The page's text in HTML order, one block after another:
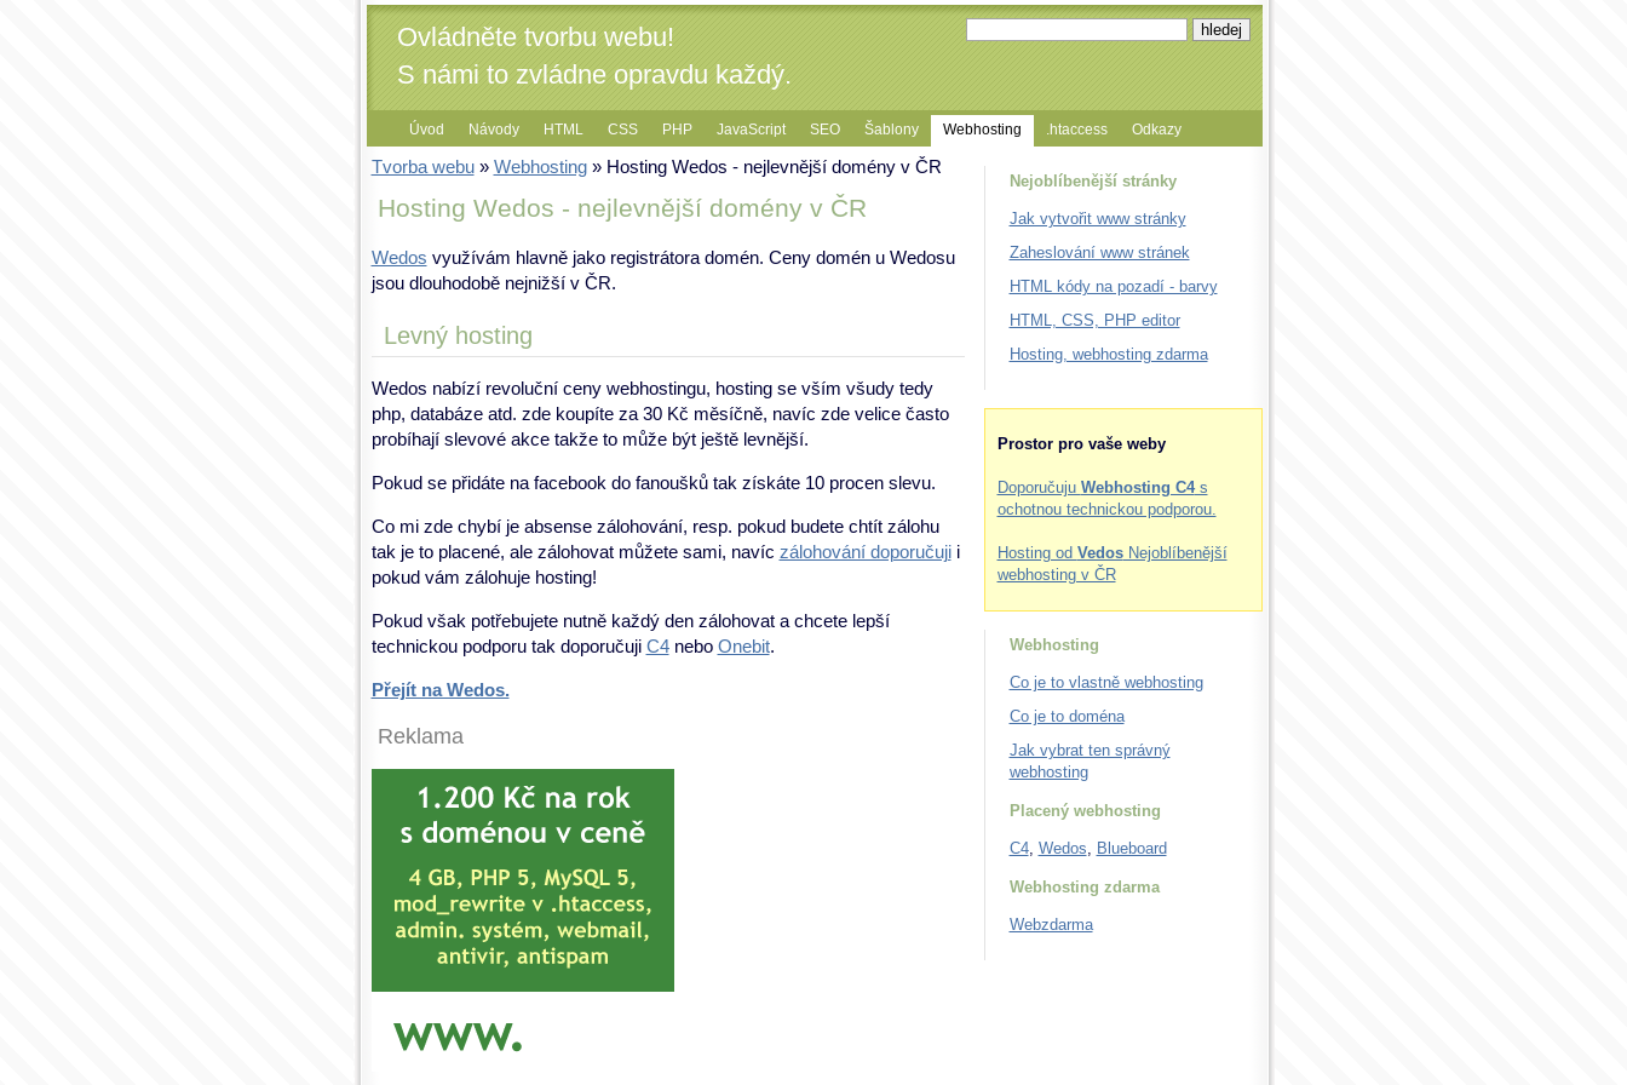
Ovládněte tvorbu webu!
S námi to zvládne opravdu každý.
Úvod Návody HTML CSS PHP JavaScript SEO Šablony Webhosting .htaccess Odkazy
Tvorba webu» Webhosting» Hosting Wedos - nejlevnější domény v ČR
Hosting Wedos - nejlevnější domény v ČR
Wedos využívám hlavně jako registrátora domén. Ceny domén u Wedosu
jsou dlouhodobě nejnižší v ČR.
Levný hosting
Wedos nabízí revoluční ceny webhostingu, hosting se vším všudy tedy
php, databáze atd. zde koupíte za 30 Kč měsíčně, navíc zde velice často
probíhají slevové akce takže to může být ještě levnější.
Pokud se přidáte na facebook do fanoušků tak získáte 10 procen slevu.
Co mi zde chybí je absense zálohování, resp. pokud budete chtít zálohu
tak je to placené, ale zálohovat můžete sami, navíc zálohování doporučujii
pokud vám zálohuje hosting!
Pokud však potřebujete nutně každý den zálohovat a chcete lepší
technickou podporu tak doporučuji C4nebo Onebit.
Přejít na Wedos.
Reklama
Nejoblíbenější stránky
Jak vytvořit www stránky
Zaheslování www stránek
HTML kódy na pozadí - barvy
HTML, CSS, PHP editor
Hosting, webhosting zdarma
Prostor pro vaše weby
Doporučuju Webhosting C4s
ochotnou technickou podporou.
Hosting od VedosNejoblíbenější
webhosting v ČR
Webhosting
Co je to vlastně webhosting
Co je to doména
Jak vybrat ten správný
webhosting
Placený webhosting
C4, Wedos Blueboard
Webhosting zdarma
Webzdarma